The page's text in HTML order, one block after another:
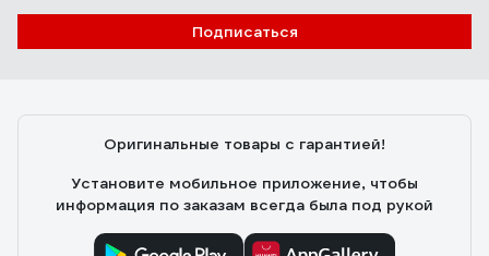
коронкам Bosch. Соотношение цена -качество, в
Подписаться
Оригинальные товары с гарантией!
Установите мобильное приложение, чтобы
информация по заказам всегда была под рукой